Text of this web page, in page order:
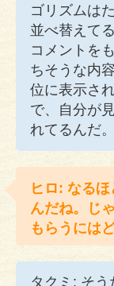
ゴリズムは
並べ替えて
コメントを
ちそうな内
位に表示さ
で、自分が
れてるんだ。
ヒロ: なる
んだね。じ
もらうには
タクミ: そ